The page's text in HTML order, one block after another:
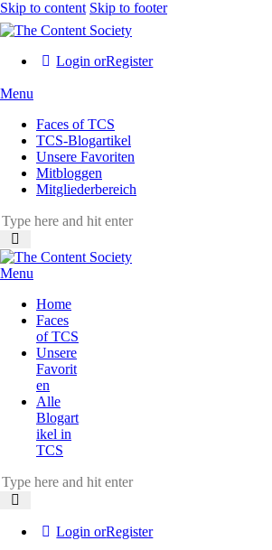
Skip to content Skip to footer
Login orRegister
Menu
Faces of TCS
TCS-Blogartikel
Unsere Favoriten
Mitbloggen
Mitgliederbereich
Menu
Home
Faces
of TCS
Unsere
Favorit
en
Alle
Blogart
ikel in
TCS
Login orRegister